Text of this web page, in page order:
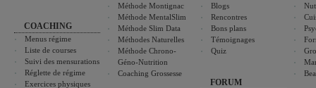
COACHING
Menus régime
Liste de courses
Suivi des mensurations
Réglette de régime
Exercices physiques
Méthode Montignac
Méthode MentalSlim
Méthode Slim Data
Méthodes Naturelles
Méthode Chrono-
Géno-Nutrition
Coaching Grossesse
Blogs
Rencontres
Bons plans
Témoignages
Quiz
FORUM